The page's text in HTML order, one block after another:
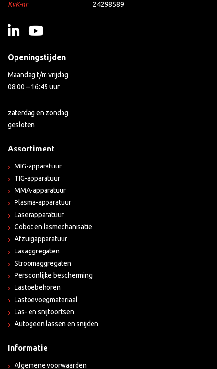
KvK-nr
24298589
Openingstijden
Maandag t/m vrijdag
08:00 – 16:45 uur
zaterdag en zondag
gesloten
Assortiment
MIG-apparatuur
TIG-apparatuur
MMA-apparatuur
Plasma-apparatuur
Laserapparatuur
Cobot en lasmechanisatie
Afzuigapparatuur
Lasaggregaten
Stroomaggregaten
Persoonlijke bescherming
Lastoebehoren
Lastoevoegmateriaal
Las- en snijtoortsen
Autogeen lassen en snijden
Informatie
Algemene voorwaarden